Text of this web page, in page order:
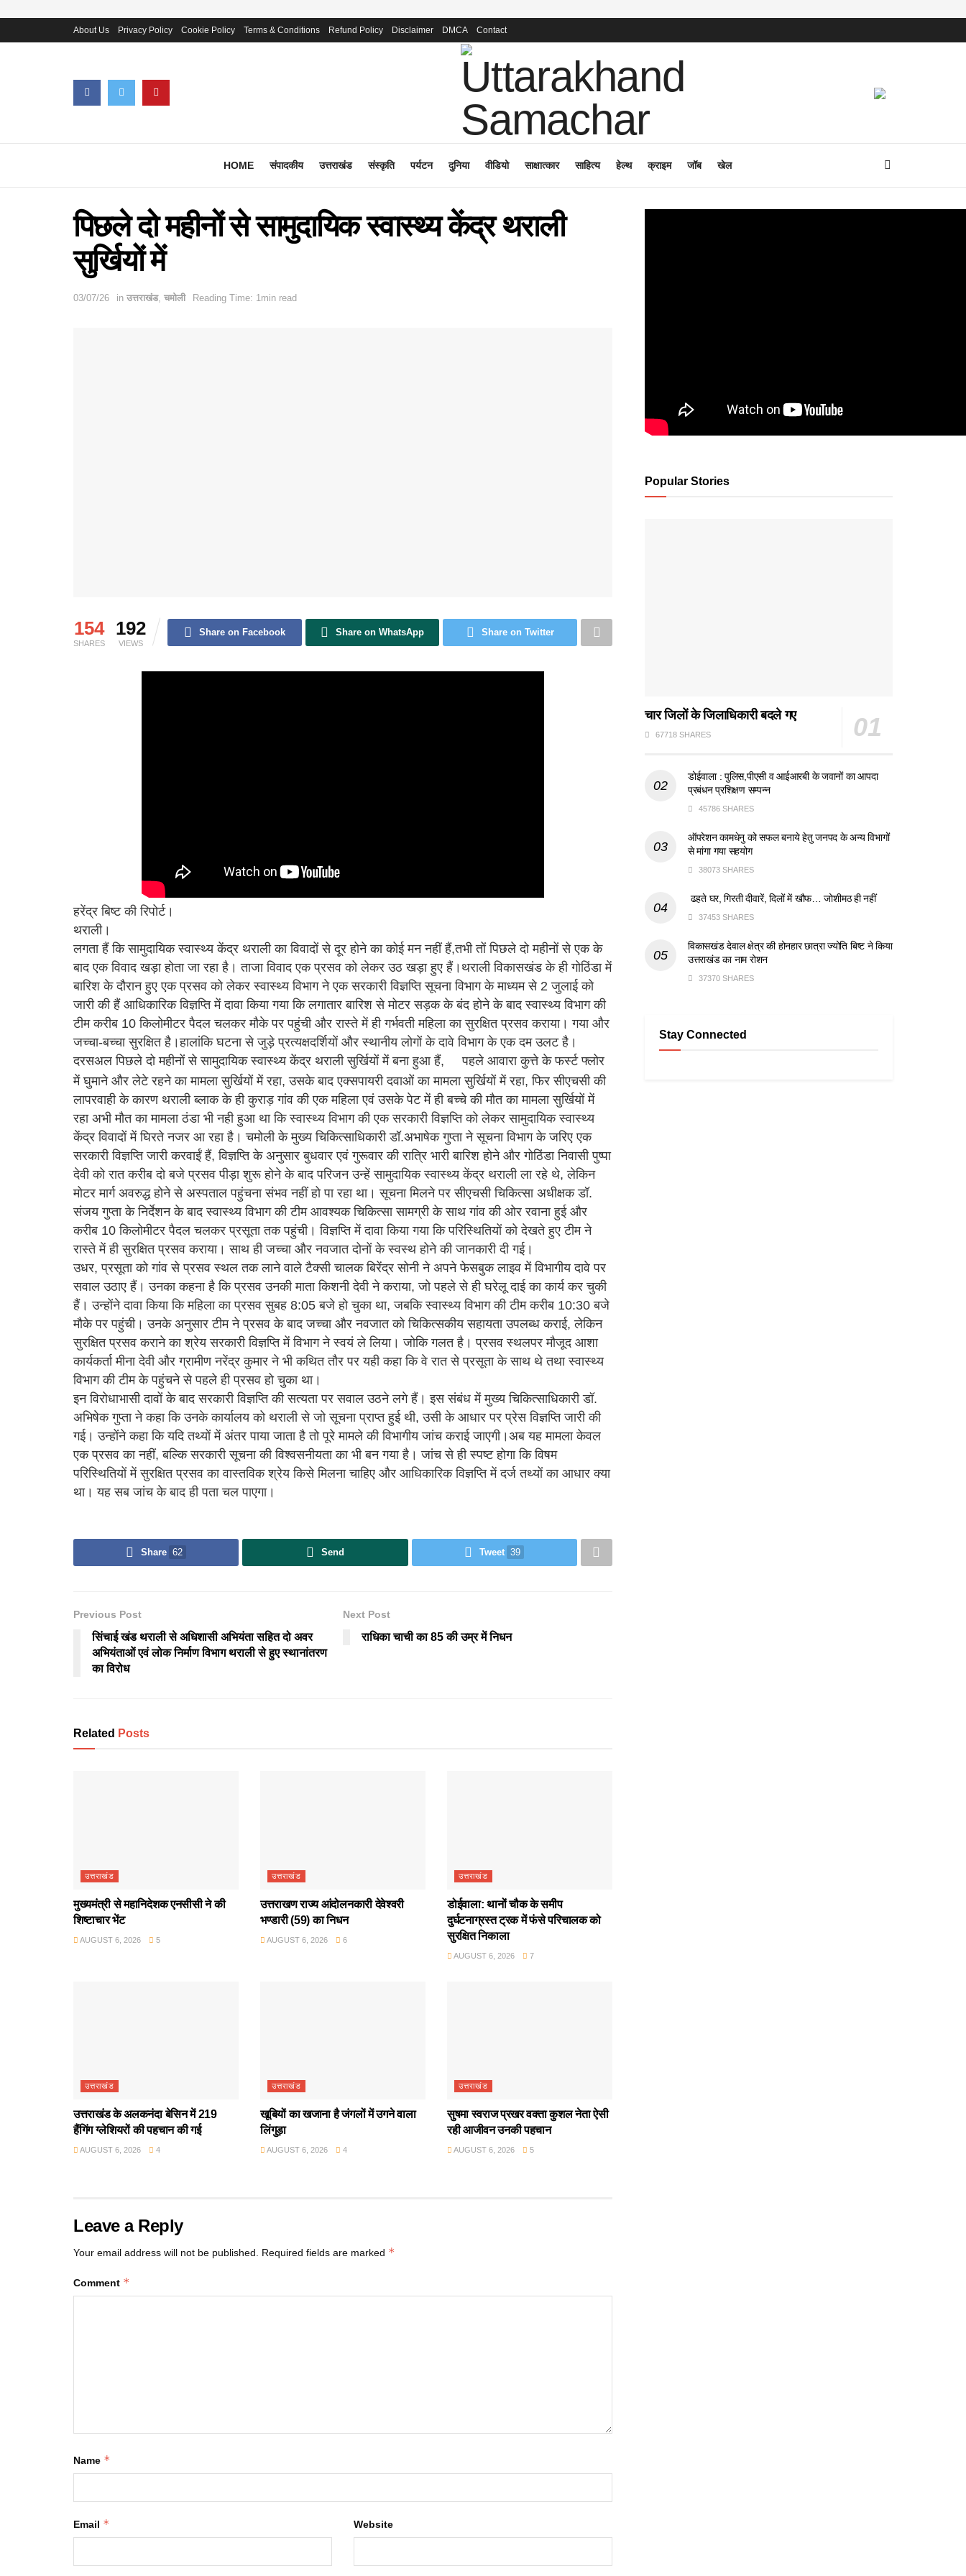
About Us Privacy Policy Cookie Policy Terms & Conditions Refund Policy Disclaimer DMCA Contact
HOME संपादकीय उत्तराखंड संस्कृति पर्यटन दुनिया वीडियो साक्षात्कार साहित्य हेल्थ क्राइम जॉब खेल
पिछले दो महीनों से सामुदायिक स्वास्थ्य केंद्र थराली
सुर्खियों में
03/07/26 in उत्तराखंड, चमोली Reading Time: 1min read
154
SHARES
192
VIEWS
Share on Facebook Share on WhatsApp Share on Twitter
हरेंद्र बिष्ट की रिपोर्ट।
थराली।
लगता हैं कि सामुदायिक स्वास्थ्य केंद्र थराली का विवादों से दूर होने का कोई मन नहीं हैं,तभी तों पिछले दो महीनों से एक के
बाद एक विवाद खड़ा होता जा रहा है। ताजा विवाद एक प्रसव को लेकर उठ खड़ा हुए हैं।थराली विकासखंड के ही गोठिंडा में
बारिश के दौरान हुए एक प्रसव को लेकर स्वास्थ्य विभाग ने एक सरकारी विज्ञप्ति सूचना विभाग के माध्यम से 2 जुलाई को
जारी की हैं आधिकारिक विज्ञप्ति में दावा किया गया कि लगातार बारिश से मोटर सड़क के बंद होने के बाद स्वास्थ्य विभाग की
टीम करीब 10 किलोमीटर पैदल चलकर मौके पर पहुंची और रास्ते में ही गर्भवती महिला का सुरक्षित प्रसव कराया। गया और
जच्चा-बच्चा सुरक्षित है।हालांकि घटना से जुड़े प्रत्यक्षदर्शियों और स्थानीय लोगों के दावे विभाग के एक दम उलट है।
दरसअल पिछले दो महीनों से सामुदायिक स्वास्थ्य केंद्र थराली सुर्खियों में बना हुआ हैं,
पहले आवारा कुत्ते के फर्स्ट फ्लोर
में घुमाने और लेटे रहने का मामला सुर्खियों में रहा, उसके बाद एक्सपायरी दवाओं का मामला सुर्खियों में रहा, फिर सीएचसी की
लापरवाही के कारण थराली ब्लाक के ही कुराड़ गांव की एक महिला एवं उसके पेट में ही बच्चे की मौत का मामला सुर्खियों में
रहा अभी मौत का मामला ठंडा भी नही हुआ था कि स्वास्थ्य विभाग की एक सरकारी विज्ञप्ति को लेकर सामुदायिक स्वास्थ्य
केंद्र विवादों में घिरते नजर आ रहा है। चमोली के मुख्य चिकित्साधिकारी डॉ.अभाषेक गुप्ता ने सूचना विभाग के जरिए एक
सरकारी विज्ञप्ति जारी करवाईं हैं, विज्ञप्ति के अनुसार बुधवार एवं गुरूवार की रात्रि भारी बारिश होने और गोठिंडा निवासी पुष्पा
देवी को रात करीब दो बजे प्रसव पीड़ा शुरू होने के बाद परिजन उन्हें सामुदायिक स्वास्थ्य केंद्र थराली ला रहे थे, लेकिन
मोटर मार्ग अवरुद्ध होने से अस्पताल पहुंचना संभव नहीं हो पा रहा था। सूचना मिलने पर सीएचसी चिकित्सा अधीक्षक डॉ.
संजय गुप्ता के निर्देशन के बाद स्वास्थ्य विभाग की टीम आवश्यक चिकित्सा सामग्री के साथ गांव की ओर रवाना हुई और
करीब 10 किलोमीटर पैदल चलकर प्रसूता तक पहुंची। विज्ञप्ति में दावा किया गया कि परिस्थितियों को देखते हुए टीम ने
रास्ते में ही सुरक्षित प्रसव कराया। साथ ही जच्चा और नवजात दोनों के स्वस्थ होने की जानकारी दी गई।
उधर, प्रसूता को गांव से प्रसव स्थल तक लाने वाले टैक्सी चालक बिरेंद्र सोनी ने अपने फेसबुक लाइव में विभागीय दावे पर
सवाल उठाए हैं। उनका कहना है कि प्रसव उनकी माता किशनी देवी ने कराया, जो पहले से ही घरेलू दाई का कार्य कर चुकी
हैं। उन्होंने दावा किया कि महिला का प्रसव सुबह 8:05 बजे हो चुका था, जबकि स्वास्थ्य विभाग की टीम करीब 10:30 बजे
मौके पर पहुंची। उनके अनुसार टीम ने प्रसव के बाद जच्चा और नवजात को चिकित्सकीय सहायता उपलब्ध कराई, लेकिन
सुरक्षित प्रसव कराने का श्रेय सरकारी विज्ञप्ति में विभाग ने स्वयं ले लिया। जोकि गलत है। प्रसव स्थलपर मौजूद आशा
कार्यकर्ता मीना देवी और ग्रामीण नरेंद्र कुमार ने भी कथित तौर पर यही कहा कि वे रात से प्रसूता के साथ थे तथा स्वास्थ्य
विभाग की टीम के पहुंचने से पहले ही प्रसव हो चुका था।
इन विरोधाभासी दावों के बाद सरकारी विज्ञप्ति की सत्यता पर सवाल उठने लगे हैं। इस संबंध में मुख्य चिकित्साधिकारी डॉ.
अभिषेक गुप्ता ने कहा कि उनके कार्यालय को थराली से जो सूचना प्राप्त हुई थी, उसी के आधार पर प्रेस विज्ञप्ति जारी की
गई। उन्होंने कहा कि यदि तथ्यों में अंतर पाया जाता है तो पूरे मामले की विभागीय जांच कराई जाएगी।अब यह मामला केवल
एक प्रसव का नहीं, बल्कि सरकारी सूचना की विश्वसनीयता का भी बन गया है। जांच से ही स्पष्ट होगा कि विषम
परिस्थितियों में सुरक्षित प्रसव का वास्तविक श्रेय किसे मिलना चाहिए और आधिकारिक विज्ञप्ति में दर्ज तथ्यों का आधार क्या
था। यह सब जांच के बाद ही पता चल पाएगा।
Share 62 Send Tweet 39
Previous Post
सिंचाई खंड थराली से अधिशासी अभियंता सहित दो अवर
अभियंताओं एवं लोक निर्माण विभाग थराली से हुए स्थानांतरण
का विरोध
Next Post
राधिका चाची का 85 की उम्र में निधन
Related Posts
उत्तराखंड
मुख्यमंत्री से महानिदेशक एनसीसी ने की
शिष्टाचार भेंट
AUGUST 6, 2026 5
उत्तराखंड
उत्तराखण राज्य आंदोलनकारी देवेश्वरी
भण्डारी (59) का निधन
AUGUST 6, 2026 6
उत्तराखंड
डोईवाला: थानों चौक के समीप
दुर्घटनाग्रस्त ट्रक में फंसे परिचालक को
सुरक्षित निकाला
AUGUST 6, 2026 7
उत्तराखंड
उत्तराखंड के अलकनंदा बेसिन में 219
हैंगिंग ग्लेशियरों की पहचान की गई
AUGUST 6, 2026 4
उत्तराखंड
खूबियों का खजाना है जंगलों में उगने वाला
लिंगुड़ा
AUGUST 6, 2026 4
उत्तराखंड
सुषमा स्वराज प्रखर वक्ता कुशल नेता ऐसी
रही आजीवन उनकी पहचान
AUGUST 6, 2026 5
Leave a Reply
Your email address will not be published. Required fields are marked *
Comment *
Name *
Email * Website
Popular Stories
चार जिलों के जिलाधिकारी बदले गए
67718 SHARES
डोईवाला : पुलिस,पीएसी व आईआरबी के जवानों का आपदा
प्रबंधन प्रशिक्षण सम्पन्न
45786 SHARES
ऑपरेशन कामधेनु को सफल बनाये हेतु जनपद के अन्य विभागों
से मांगा गया सहयोग
38073 SHARES
ढहते घर, गिरती दीवारें, दिलों में खौफ… जोशीमठ ही नहीं
37453 SHARES
विकासखंड देवाल क्षेत्र की होनहार छात्रा ज्योति बिष्ट ने किया
उत्तराखंड का नाम रोशन
37370 SHARES
Stay Connected